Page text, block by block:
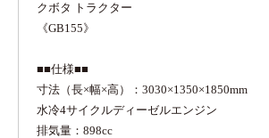
クボタ トラクター
《GB155》
■■仕様■■
寸法（長×幅×高）：3030×1350×1850mm
水冷4サイクルディーゼルエンジン
排気量：898cc